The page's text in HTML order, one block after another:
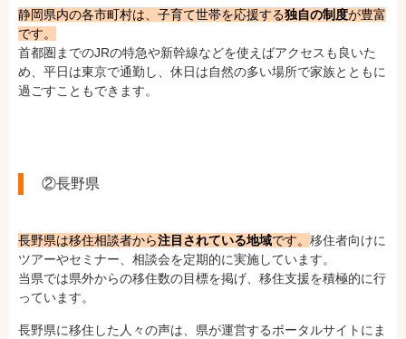
静岡県内の各市町村は、子育て世帯を応援する独自の制度が豊富
です。
首都圏までのJRの特急や新幹線などを使えばアクセスも良いた
め、平日は東京で通勤し、休日は自然の多い場所で家族とともに
過ごすこともできます。
②長野県
長野県は移住相談者から注目されている地域です。 移住者向けに
ツアーやセミナー、相談会を定期的に実施しています。
当県では県外からの移住数の目標を掲げ、移住支援を積極的に行
っています。
長野県に移住した人々の声は、県が運営するポータルサイトにま